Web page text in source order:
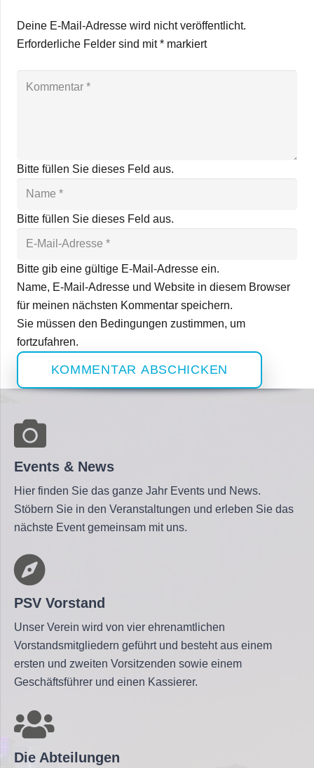
Deine E-Mail-Adresse wird nicht veröffentlicht.
Erforderliche Felder sind mit* markiert
Bitte füllen Sie dieses Feld aus.
Bitte füllen Sie dieses Feld aus.
Bitte gib eine gültige E-Mail-Adresse ein.
Name, E-Mail-Adresse und Website in diesem Browser
für meinen nächsten Kommentar speichern.
Sie müssen den Bedingungen zustimmen, um
fortzufahren.
KOMMENTAR ABSCHICKEN
Events & News
Hier finden Sie das ganze Jahr Events und News.
Stöbern Sie in den Veranstaltungen und erleben Sie das
nächste Event gemeinsam mit uns.
PSV Vorstand
Unser Verein wird von vier ehrenamtlichen
Vorstandsmitgliedern geführt und besteht aus einem
ersten und zweiten Vorsitzenden sowie einem
Geschäftsführer und einen Kassierer.
Die Abteilungen